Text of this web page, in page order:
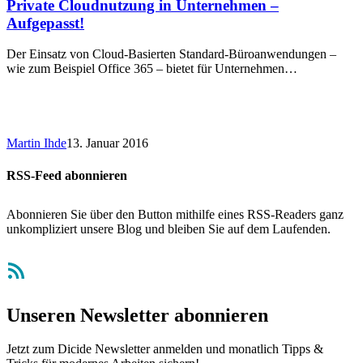
Private Cloudnutzung in Unternehmen –
Aufgepasst!
Der Einsatz von Cloud-Basierten Standard-Büroanwendungen –
wie zum Beispiel Office 365 – bietet für Unternehmen…
Martin Ihde13. Januar 2016
RSS-Feed abonnieren
Abonnieren Sie über den Button mithilfe eines RSS-Readers ganz
unkompliziert unsere Blog und bleiben Sie auf dem Laufenden.
RSS-Feed
Unseren Newsletter abonnieren
Jetzt zum Dicide Newsletter anmelden und monatlich Tipps &